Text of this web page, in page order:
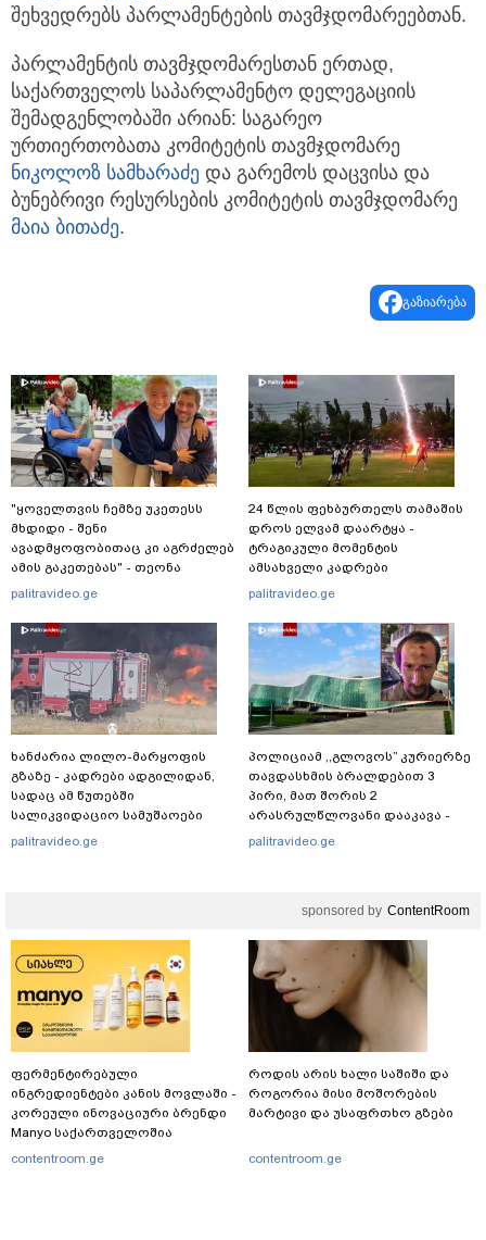
შეხვედრებს პარლამენტების თავმჯდომარეებთან.
პარლამენტის თავმჯდომარესთან ერთად,
საქართველოს საპარლამენტო დელეგაციის
შემადგენლობაში არიან: საგარეო
ურთიერთობათა კომიტეტის თავმჯდომარე
ნიკოლოზ სამხარაძე და გარემოს დაცვისა და
ბუნებრივი რესურსების კომიტეტის თავმჯდომარე
მაია ბითაძე.
გაზიარება
"ყოველთვის ჩემზე უკეთესს
მხდიდი - შენი
ავადმყოფობითაც კი აგრძელებ
ამის გაკეთებას" - თეონა
კონტრიძე მეუღლეს ემოციურ
palitravideo.ge
ხანძარია ლილო-მარყოფის
გზაზე - კადრები ადგილიდან,
სადაც ამ წუთებში
სალიკვიდაციო სამუშაოები
მიმდინარეობს
palitravideo.ge
24 წლის ფეხბურთელს თამაშის
დროს ელვამ დაარტყა -
ტრაგიკული მომენტის
ამსახველი კადრები
ტაილანდიდან მედიაში
palitravideo.ge
პოლიციამ ,,გლოვოს” კურიერზე
თავდასხმის ბრალდებით 3
პირი, მათ შორის 2
არასრულწლოვანი დააკავა -
შსს ინფორმაციას ავრცელებს
palitravideo.ge
sponsored by ContentRoom
ფერმენტირებული
ინგრედიენტები კანის მოვლაში -
კორეული ინოვაციური ბრენდი
Manyo საქართველოშია
contentroom.ge
როდის არის ხალი საშიში და
როგორია მისი მოშორების
მარტივი და უსაფრთხო გზები
contentroom.ge